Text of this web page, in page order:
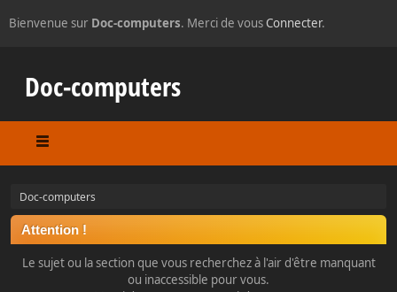
Bienvenue sur Doc-computers. Merci de vousConnecter.
Doc-computers
Doc-computers
Attention !
Le sujet ou la section que vous recherchez à l'air d'être manquant
ou inaccessible pour vous.